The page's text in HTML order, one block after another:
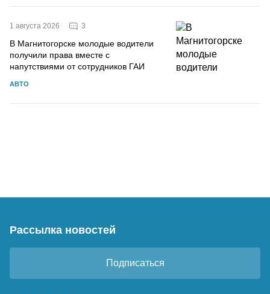
1 августа 2026 3
В Магнитогорске молодые водители
получили права вместе с
напутствиями от сотрудников ГАИ
АВТО
Рассылка новостей
Подписаться